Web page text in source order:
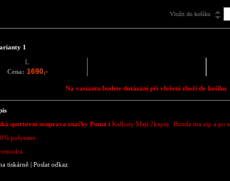
Vložit do košíku
1
L
Cena: 1690,-
Na variantu budete dotázáni při vložení zboží do košíku
sportovní souprava značky Puma i .Kalhoty Mají 2kapsy .Bunda ma zip a po
polyester
tiskárně | Poslat odkaz